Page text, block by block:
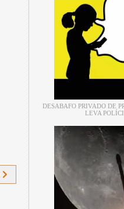
DESABAFO PRIVADO DE
LEVA